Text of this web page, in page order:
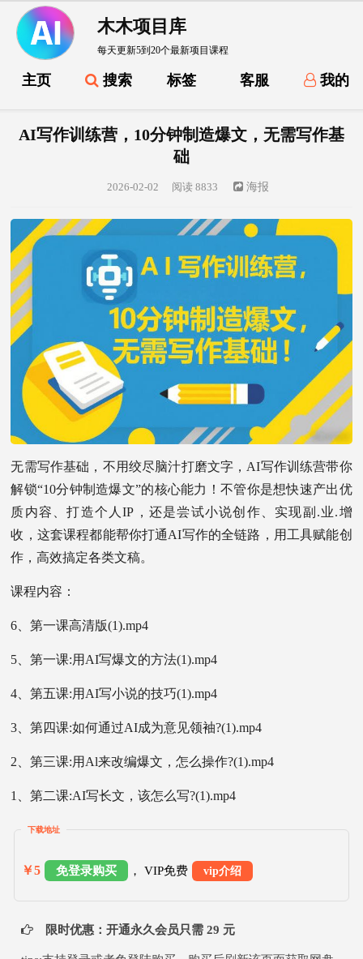
木木项目库
每天更新5到20个最新项目课程
主页 搜索 标签 客服 我的
AI写作训练营，10分钟制造爆文，无需写作基
础
2026-02-02 阅读 8833 海报
无需写作基础，不用绞尽脑汁打磨文字，AI写作训练营带你
解锁“10分钟制造爆文”的核心能力！不管你是想快速产出优
质内容、打造个人IP，还是尝试小说创作、实现副.业.增
收，这套课程都能帮你打通AI写作的全链路，用工具赋能创
作，高效搞定各类文稿。
课程内容：
6、第一课高清版(1).mp4
5、第一课:用AI写爆文的方法(1).mp4
4、第五课:用AI写小说的技巧(1).mp4
3、第四课:如何通过AI成为意见领袖?(1).mp4
2、第三课:用Al来改编爆文，怎么操作?(1).mp4
1、第二课:AI写长文，该怎么写?(1).mp4
下载地址
￥5 免登录购买 ， VIP免费 vip介绍
限时优惠：开通永久会员只需 29 元